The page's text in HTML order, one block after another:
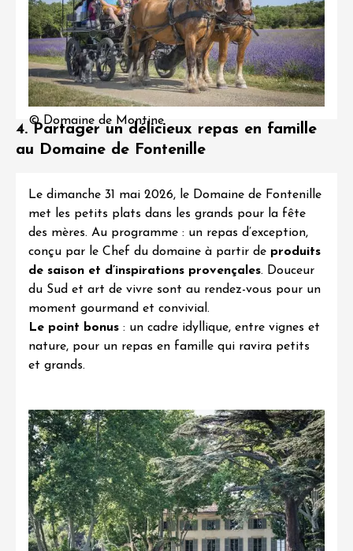
© Domaine de Montine
4. Partager un délicieux repas en famille
au Domaine de Fontenille
Le dimanche 31 mai 2026, le Domaine de Fontenille
met les petits plats dans les grands pour la fête
des mères. Au programme : un repas d’exception,
conçu par le Chef du domaine à partir de produits
de saison et d’inspirations provençales. Douceur
du Sud et art de vivre sont au rendez-vous pour un
moment gourmand et convivial.
Le point bonus : un cadre idyllique, entre vignes et
nature, pour un repas en famille qui ravira petits
et grands.